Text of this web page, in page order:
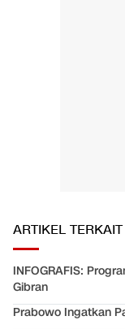
ARTIKEL TERKAIT
INFOGRAFIS:
Gibran
Prabowo Ingatkan